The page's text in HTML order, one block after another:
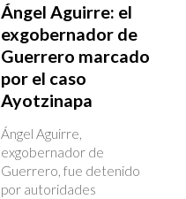
Ángel Aguirre: el
exgobernador de
Guerrero marcado
por el caso
Ayotzinapa
Ángel Aguirre,
exgobernador de
Guerrero, fue detenido
por autoridades